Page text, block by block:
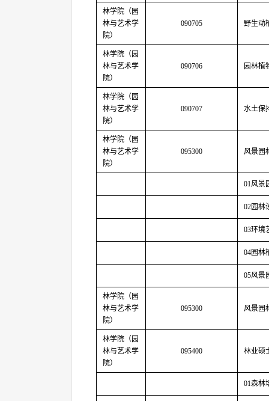
林学院（园
林与艺术学
院）
090705 野生动
林学院（园
林与艺术学
院）
090706 园林植
林学院（园
林与艺术学
院）
090707 水土保
林学院（园
林与艺术学
院）
095300 风景园
01 风景
02园林
03环境
04园林
05风景
林学院（园
林与艺术学
院）
095300 风景园
林学院（园
林与艺术学
院）
095400 林业硕
01森林